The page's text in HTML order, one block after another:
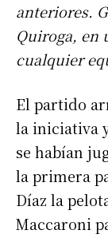
anteriores.
Quiroga, en
cualquier
El partido
la iniciativa
se habían
la primera
Díaz la
Maccaroni